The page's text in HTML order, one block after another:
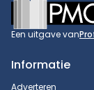
Een uitgave van
Informatie
Adverteren